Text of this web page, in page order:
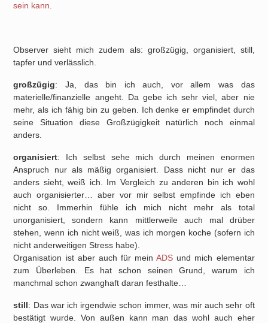
sein kann
Observer sieht mich zudem als: großzügig, organisiert, still,
tapfer und verlässlich.
großzügig: Ja, das bin ich auch, vor allem was das
materielle/finanzielle angeht. Da gebe ich sehr viel, aber nie
mehr, als ich fähig bin zu geben. Ich denke er empfindet durch
seine Situation diese Großzügigkeit natürlich noch einmal
anders.
organisiert: Ich selbst sehe mich durch meinen enormen
Anspruch nur als mäßig organisiert. Dass nicht nur er das
anders sieht, weiß ich. Im Vergleich zu anderen bin ich wohl
auch organisierter… aber vor mir selbst empfinde ich eben
nicht so. Immerhin fühle ich mich nicht mehr als total
unorganisiert, sondern kann mittlerweile auch mal drüber
stehen, wenn ich nicht weiß, was ich morgen koche (sofern ich
nicht anderweitigen Stress habe).
Organisation ist aber auch für meinADS und mich elementar
zum Überleben. Es hat schon seinen Grund, warum ich
manchmal schon zwanghaft daran festhalte…
still: Das war ich irgendwie schon immer, was mir auch sehr oft
bestätigt wurde. Von außen kann man das wohl auch eher